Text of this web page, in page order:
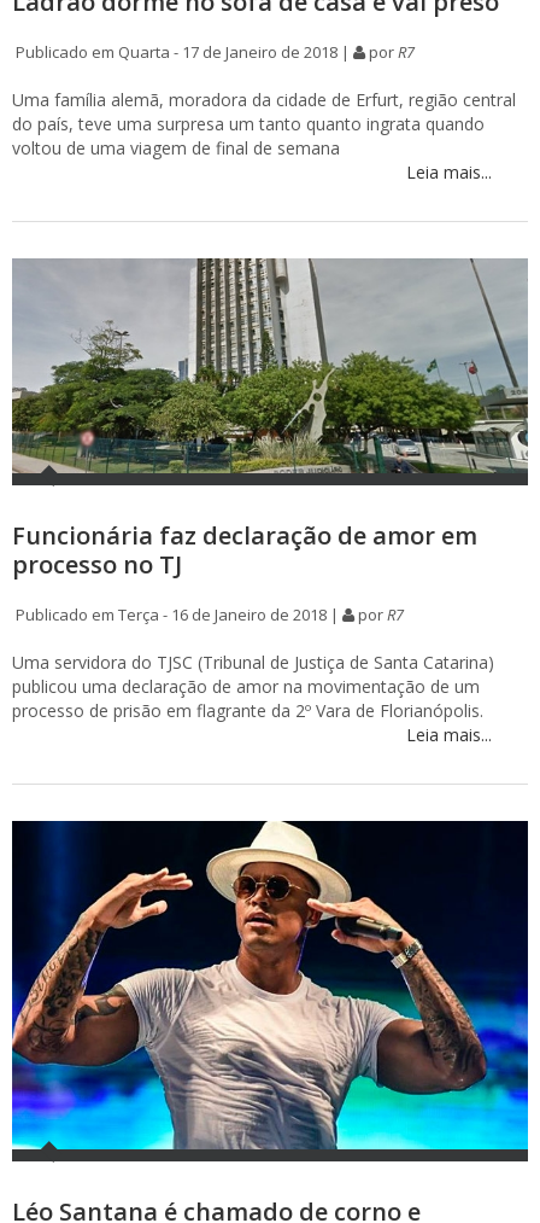
Publicado em Quarta - 17 de Janeiro de 2018 | porR7
Uma família alemã, moradora da cidade de Erfurt, região central
do país, teve uma surpresa um tanto quanto ingrata quando
voltou de uma viagem de final de semana
Leia mais...
Funcionária faz declaração de amor em
processo no TJ
Publicado em Terça - 16 de Janeiro de 2018 | porR7
Uma servidora do TJSC (Tribunal de Justiça de Santa Catarina)
publicou uma declaração de amor na movimentação de um
processo de prisão em flagrante da 2º Vara de Florianópolis.
Leia mais...
Léo Santana é chamado de corno e